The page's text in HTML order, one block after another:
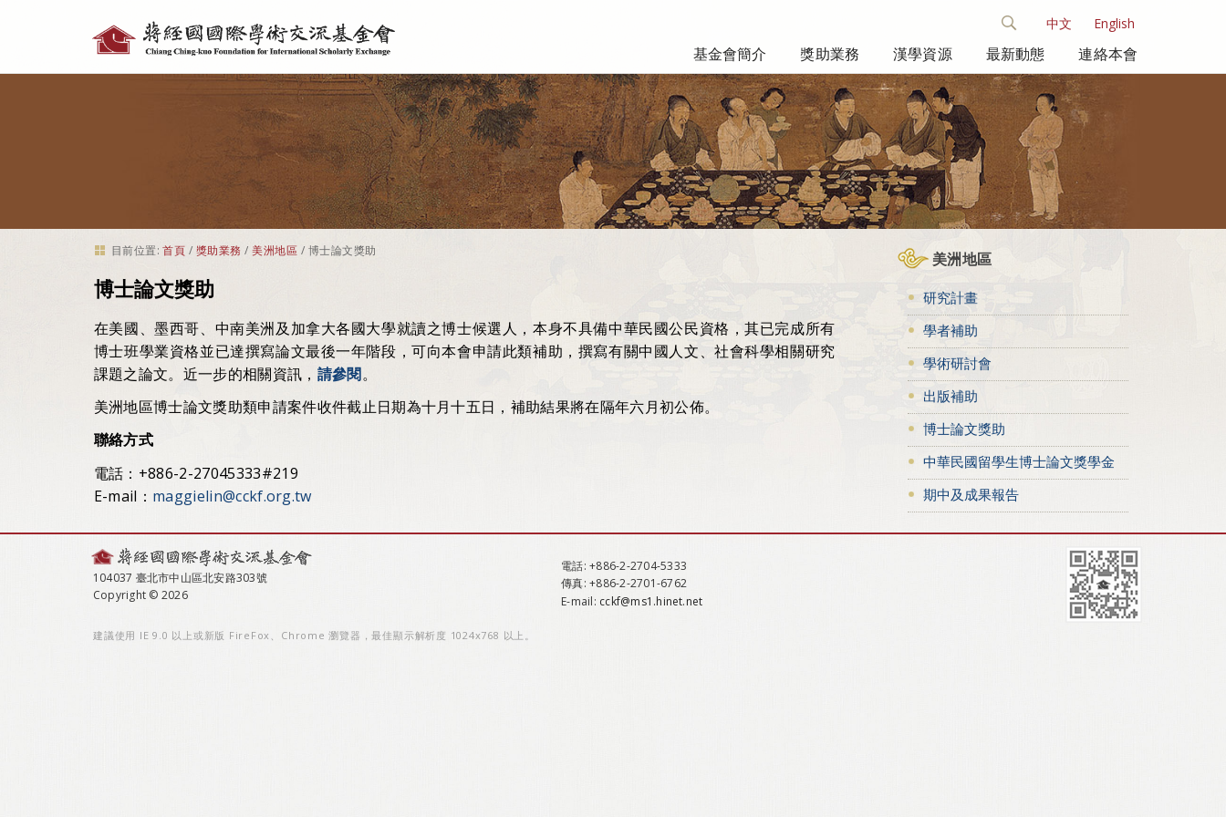
具
中文 English
基金會簡介 獎助業務 漢學資源 最新動態 連絡本會
目前位置: 首頁 / 獎助業務 /美洲地區 / 博士論文獎助
博士論文獎助
在美國、墨西哥、中南美洲及加拿大各國大學就讀之博士候選人， 本身不具備中華民國公民資格，其已完成所有
博士班學業資格並已達撰寫論文最後一年階段，可向本會申請此類補助，撰寫有關中國人文、社會科學相關研究
課題之論文。近一步的相關資訊， 請參閱。
美洲地區博士論文獎助類申請案件收件截止日期為十月十五日，補助結果將在隔年六月初公佈。
聯絡方式
電話：+886-2-27045333#219
E-mail： maggielin@cckf.org.tw
美洲地區
研究計畫
學者補助
學術研討會
出版補助
博士論文獎助
中華民國留學生博士論文獎學金
期中及成果報告
104037 臺北市中山區北安路303號
Copyright © 2026
電話: +886-2-2704-5333
傳真: +886-2-2701-6762
E-mail: cckf@ms1.hinet.net
建議使用 IE 9.0 以上或新版 FireFox、Chrome 瀏覽器，最佳顯示解析度 1024x768 以上。